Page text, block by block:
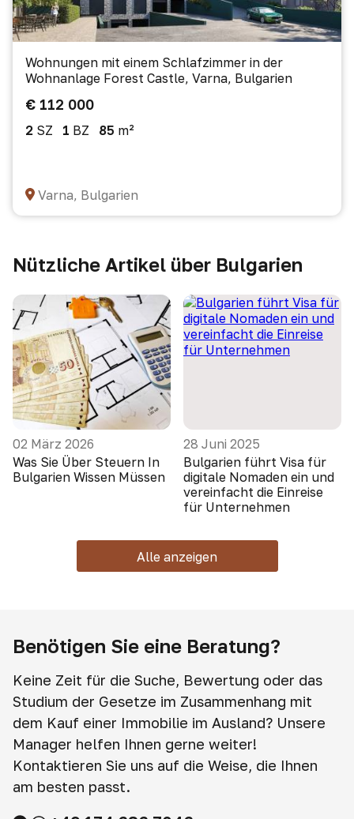
Wohnungen mit einem Schlafzimmer in der
Wohnanlage Forest Castle, Varna, Bulgarien
€ 112 000
2 SZ 1 BZ 85 m²
Varna, Bulgarien
Nützliche Artikel über Bulgarien
02 März 2026
Was Sie Über Steuern In
Bulgarien Wissen Müssen
28 Juni 2025
Bulgarien führt Visa für
digitale Nomaden ein und
vereinfacht die Einreise
für Unternehmen
Alle anzeigen
Benötigen Sie eine Beratung?
Keine Zeit für die Suche, Bewertung oder das
Studium der Gesetze im Zusammenhang mit
dem Kauf einer Immobilie im Ausland? Unsere
Manager helfen Ihnen gerne weiter!
Kontaktieren Sie uns auf die Weise, die Ihnen
am besten passt.